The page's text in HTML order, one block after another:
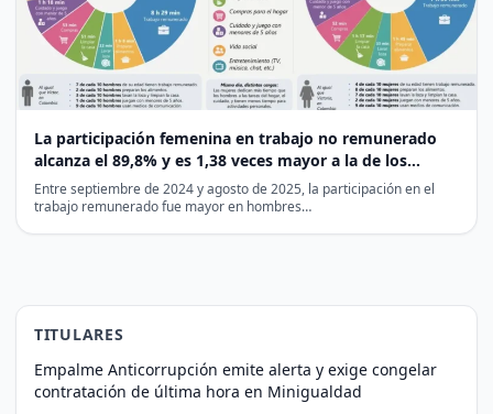
La participación femenina en trabajo no remunerado
alcanza el 89,8% y es 1,38 veces mayor a la de los
hombres
Entre septiembre de 2024 y agosto de 2025, la participación en el
trabajo remunerado fue mayor en hombres…
TITULARES
Empalme Anticorrupción emite alerta y exige congelar
contratación de última hora en Minigualdad